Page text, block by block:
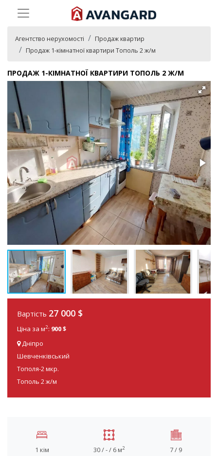
Агентство нерухомості
Продаж квартир
Продаж 1-кімнатної квартири Тополь 2 ж/м
ПРОДАЖ 1-КІМНАТНОЇ КВАРТИРИ ТОПОЛЬ 2 Ж/М
Вартість 27 000 $
Ціна за м2: 900 $
Дніпро
Шевченківський
Тополя-2 мкр.
Тополь 2 ж/м
1 кім 30 / - / 6 м2 7 / 9